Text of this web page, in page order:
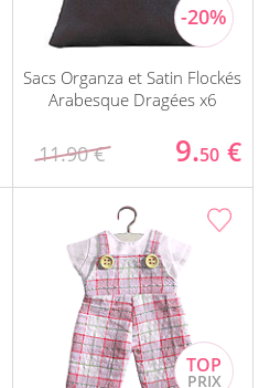
Sacs Organza et Satin Flockés
Arabesque Dragées x6
11.90 € 9.50 €